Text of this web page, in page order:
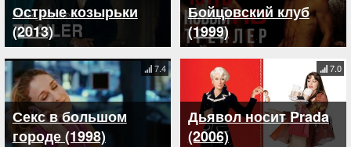
Острые козырьки
(2013)
Бойцовский клуб
(1999)
Секс в большом
городе (1998)
7.4
Дьявол носит Prada
(2006)
7.0